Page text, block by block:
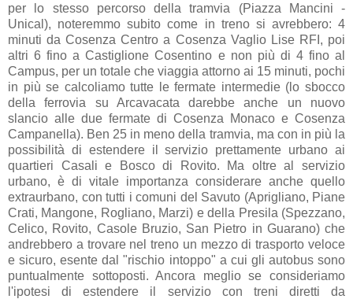
per lo stesso percorso della tramvia (Piazza Mancini -
Unical), noteremmo subito come in treno si avrebbero: 4
minuti da Cosenza Centro a Cosenza Vaglio Lise RFI, poi
altri 6 fino a Castiglione Cosentino e non più di 4 fino al
Campus, per un totale che viaggia attorno ai 15 minuti, pochi
in più se calcoliamo tutte le fermate intermedie (lo sbocco
della ferrovia su Arcavacata darebbe anche un nuovo
slancio alle due fermate di Cosenza Monaco e Cosenza
Campanella). Ben 25 in meno della tramvia, ma con in più la
possibilità di estendere il servizio prettamente urbano ai
quartieri Casali e Bosco di Rovito. Ma oltre al servizio
urbano, è di vitale importanza considerare anche quello
extraurbano, con tutti i comuni del Savuto (Aprigliano, Piane
Crati, Mangone, Rogliano, Marzi) e della Presila (Spezzano,
Celico, Rovito, Casole Bruzio, San Pietro in Guarano) che
andrebbero a trovare nel treno un mezzo di trasporto veloce
e sicuro, esente dal "rischio intoppo" a cui gli autobus sono
puntualmente sottoposti. Ancora meglio se consideriamo
l'ipotesi di estendere il servizio con treni diretti da